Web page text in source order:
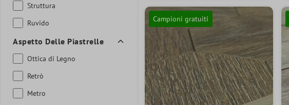
Struttura
Ruvido
Aspetto Delle Piastrelle
Ottica di Legno
Retrò
Metro
Campioni gratuiti